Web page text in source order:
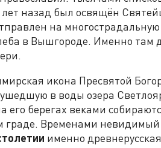
лет назад был освящён
на
в Вышгороде. Именно там
икона Пресвятой
в воды озера
его берегах веками
граде. Временами невидимый
именно